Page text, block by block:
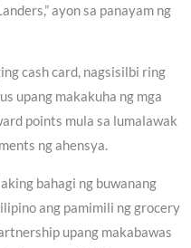
ayon sa panayam ng
cash card, nagsisilbi ring
upang makakuha ng mga
points mula sa lumalawak
ng ahensya.
bahagi ng buwanang
ang pamimili ng grocery
upang makabawas